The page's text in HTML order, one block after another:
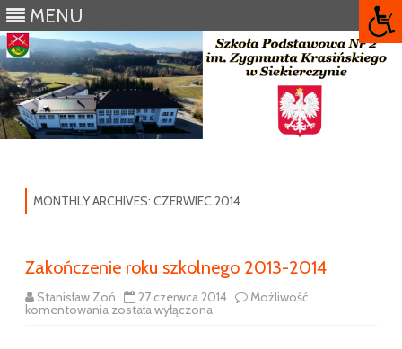
MENU
MONTHLY ARCHIVES: CZERWIEC 2014
Zakończenie roku szkolnego 2013-2014
Stanisław Zoń 27 czerwca 2014 Możliwość
komentowania Zakończenie
została wyłączona